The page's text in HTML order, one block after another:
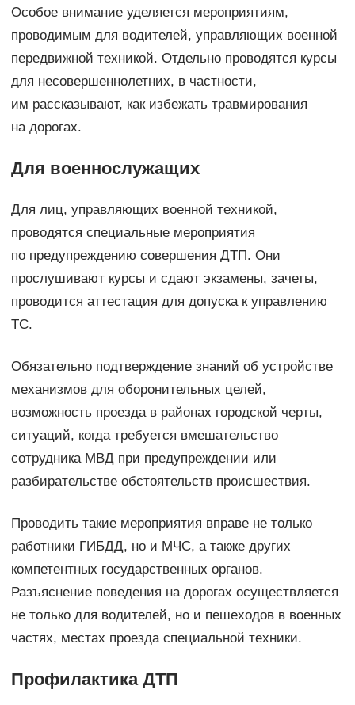
Особое внимание уделяется мероприятиям,
проводимым для водителей, управляющих военной
передвижной техникой. Отдельно проводятся курсы
для несовершеннолетних, в частности,
им рассказывают, как избежать травмирования
на дорогах.
Для военнослужащих
Для лиц, управляющих военной техникой,
проводятся специальные мероприятия
по предупреждению совершения ДТП. Они
прослушивают курсы и сдают экзамены, зачеты,
проводится аттестация для допуска к управлению
ТС.
Обязательно подтверждение знаний об устройстве
механизмов для оборонительных целей,
возможность проезда в районах городской черты,
ситуаций, когда требуется вмешательство
сотрудника МВД при предупреждении или
разбирательстве обстоятельств происшествия.
Проводить такие мероприятия вправе не только
работники ГИБДД, но и МЧС, а также других
компетентных государственных органов.
Разъяснение поведения на дорогах осуществляется
не только для водителей, но и пешеходов в военных
частях, местах проезда специальной техники.
Профилактика ДТП